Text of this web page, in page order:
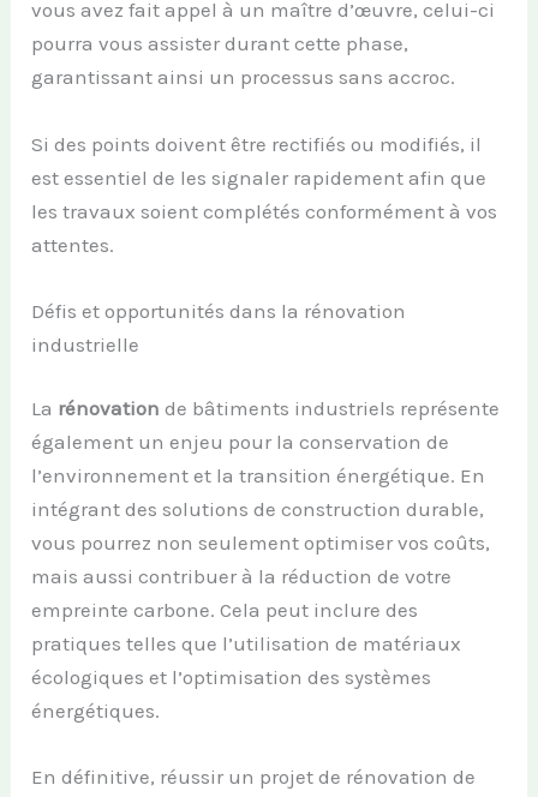
vous avez fait appel à un maître d’œuvre, celui-ci
pourra vous assister durant cette phase,
garantissant ainsi un processus sans accroc.
Si des points doivent être rectifiés ou modifiés, il
est essentiel de les signaler rapidement afin que
les travaux soient complétés conformément à vos
attentes.
Défis et opportunités dans la rénovation
industrielle
La rénovation de bâtiments industriels représente
également un enjeu pour la conservation de
l’environnement et la transition énergétique. En
intégrant des solutions de construction durable,
vous pourrez non seulement optimiser vos coûts,
mais aussi contribuer à la réduction de votre
empreinte carbone. Cela peut inclure des
pratiques telles que l’utilisation de matériaux
écologiques et l’optimisation des systèmes
énergétiques.
En définitive, réussir un projet de rénovation de